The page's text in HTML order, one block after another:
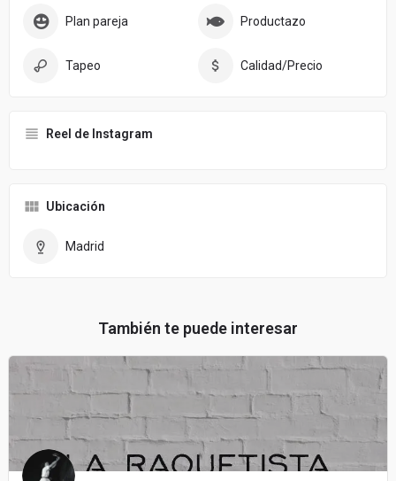
Plan pareja Productazo
Tapeo Calidad/Precio
Reel de Instagram
Ubicación
Madrid
También te puede interesar